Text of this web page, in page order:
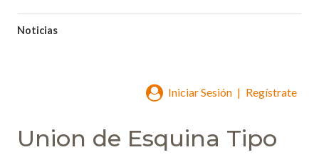
Noticias
Iniciar Sesión | Regístrate
Union de Esquina Tipo